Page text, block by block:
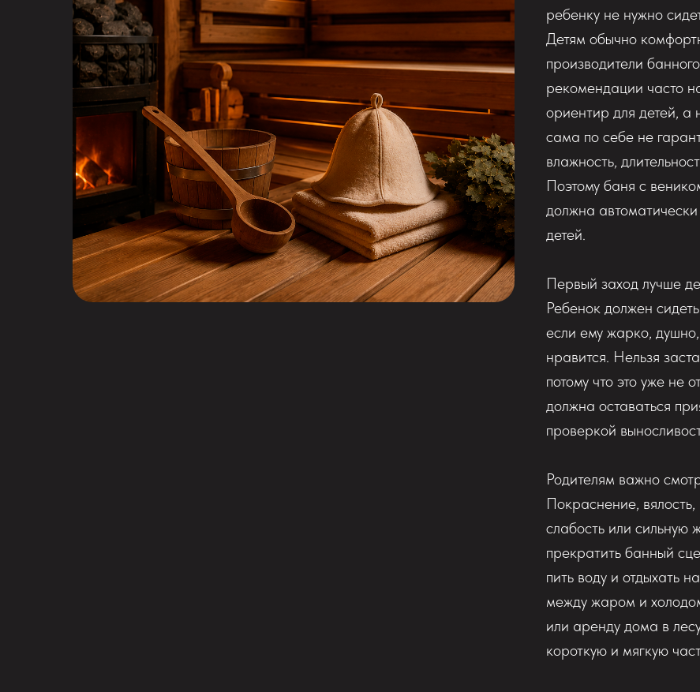
ребенку не нужно
Детям обычно
производители
рекомендации часто
ориентир для детей,
сама по себе не
влажность,
Поэтому баня с
должна
детей.
Первый заход лучше
Ребенок должен
если ему жарко,
нравится. Нельзя
потому что это уже не
должна оставаться
проверкой
Родителям важно
Покраснение,
слабость или сильную
прекратить банный
пить воду и отдыхать
между жаром и
или аренду дома в
короткую и мягкую